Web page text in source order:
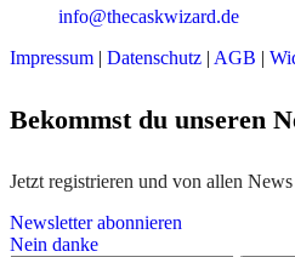
info@thecaskwizard.de
Impressum | Datenschutz | AGB |
Bekommst du unseren
Jetzt registrieren und von allen
Newsletter abonnieren
Nein danke